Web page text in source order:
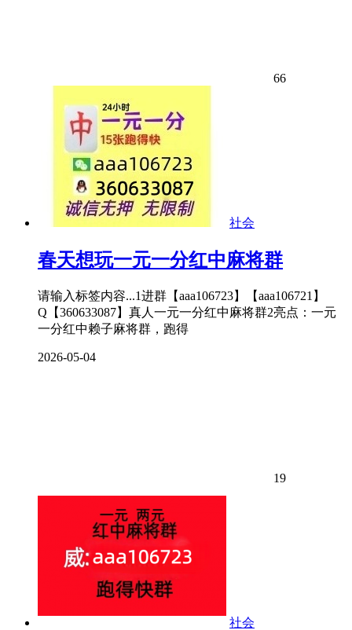
66
社会
春天想玩一元一分红中麻将群
请输入标签内容...1进群【aaa106723】【aaa106721】
Q【360633087】真人一元一分红中麻将群2亮点：一元
一分红中赖子麻将群，跑得
2026-05-04
19
社会